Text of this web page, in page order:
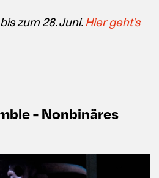
is zum 28. Juni.Hier geht’s
- Nonbinäres